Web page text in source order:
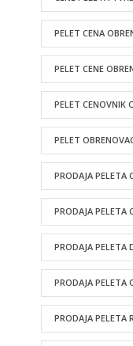
PELET CENA
PELET CENE
PELET CENOVNIK
PELET
PRODAJA PELETA
PRODAJA PELETA
PRODAJA PELETA
PRODAJA PELETA
PRODAJA PELETA